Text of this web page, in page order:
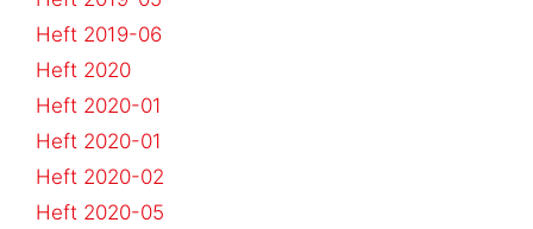
Heft 2019-06
Heft 2020
Heft 2020-01
Heft 2020-01
Heft 2020-02
Heft 2020-05